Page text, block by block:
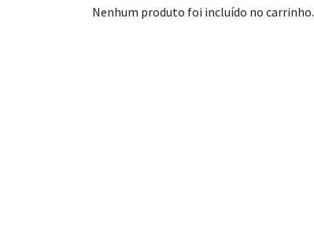
Nenhum produto foi incluído no carrinho.